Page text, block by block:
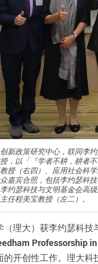
新政策研究中心，联同李
，以「『学者不耕，耕者
授（右四）、应用社会科
嘉宾合照，包括李约瑟科
李约瑟科技与文明基金会高
任程美宝教授（左二）。
（理大）获李约瑟科
Professorship
的开创性工作。理大